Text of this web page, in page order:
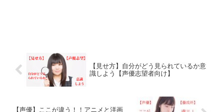
【見せ方】自分がどう見られているか意
識しよう【声優志望者向け】
【声優】ここが違う！！アニメと洋画